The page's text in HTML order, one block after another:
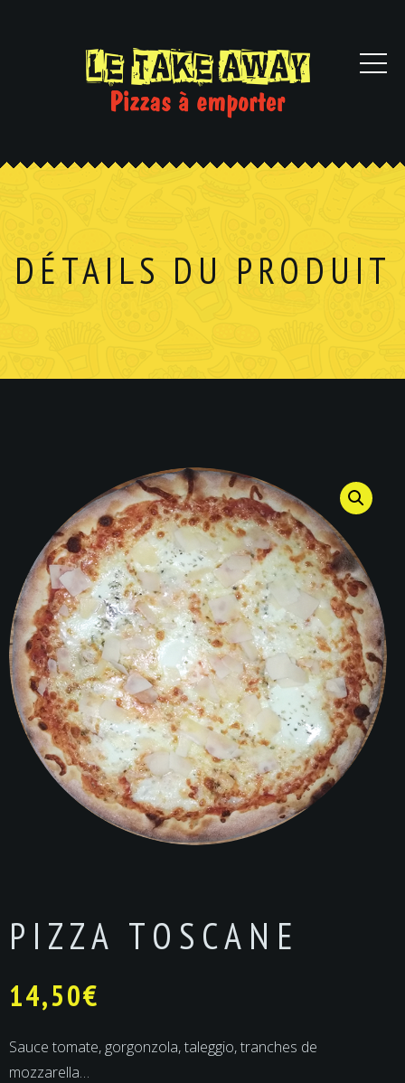
DÉTAILS DU PRODUIT
PIZZA TOSCANE
14,50€
Sauce tomate, gorgonzola, taleggio, tranches de
mozzarella…